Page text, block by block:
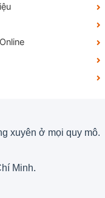
xuyên ở mọi quy mô.
Minh.